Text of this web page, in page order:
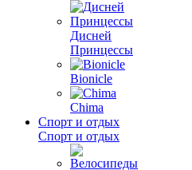
Дисней
Принцессы
Bionicle
Chima
Спорт и отдых
Спорт и отдых